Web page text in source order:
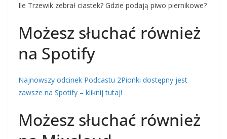
Ile Trzewik zebrał ciastek? Gdzie podają piwo piernikowe?
Możesz słuchać również
na Spotify
Najnowszy odcinek Podcastu 2Pionki dostępny jest
zawsze na Spotify – kliknij tutaj!
Możesz słuchać również